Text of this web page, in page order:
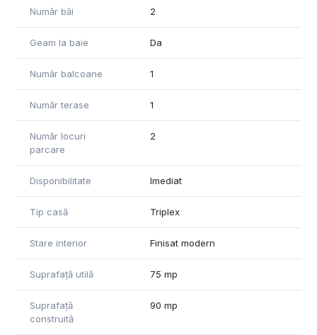
Număr băi 2
Geam la baie Da
Număr balcoane 1
Număr terase 1
Număr locuri
parcare
2
Disponibilitate Imediat
Tip casă Triplex
Stare interior Finisat modern
Suprafață utilă 75 mp
Suprafață
construită
90 mp